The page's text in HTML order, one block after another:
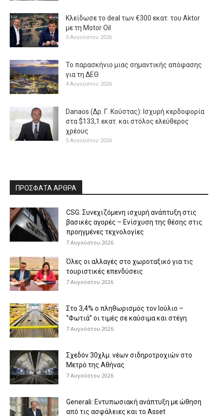
Κλείδωσε το deal των €300 εκατ. του Aktor
με τη Μotor Oil
5 Αυγούστου 2026
Το παρασκήνιο μιας σημαντικής απόφασης
για τη ΔΕΘ
4 Αυγούστου 2026
Danaos (Δρ. Γ. Κούστας): Ισχυρή κερδοφορία
στα $133,1 εκατ. και στόλος ελεύθερος
χρέους
5 Αυγούστου 2026
ΠΡΟΣΦΑΤΑ ΑΡΘΡΑ
CSG: Συνεχιζόμενη ισχυρή ανάπτυξη στις
βασικές αγορές – Ενίσχυση της θέσης στις
προηγμένες τεχνολογίες
7 Αυγούστου 2026
Όλες οι αλλαγές στο χωροταξικό για τις
τουριστικές επενδύσεις
7 Αυγούστου 2026
Στο 3,4% ο πληθωρισμός τον Ιούλιο –
“Φωτιά” οι τιμές σε καύσιμα και στέγη
7 Αυγούστου 2026
Σχεδόν 30χλμ. νέων σιδηροτροχιών στο
Μετρό της Αθήνας
7 Αυγούστου 2026
Generali: Eντυπωσιακή ανάπτυξη με ώθηση
από τις ασφάλειες και το Asset